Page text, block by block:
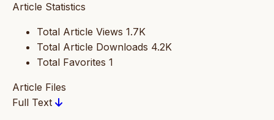
Article Statistics
Total Article Views 1.7K
Total Article Downloads 4.2K
Total Favorites 1
Article Files
Full Text